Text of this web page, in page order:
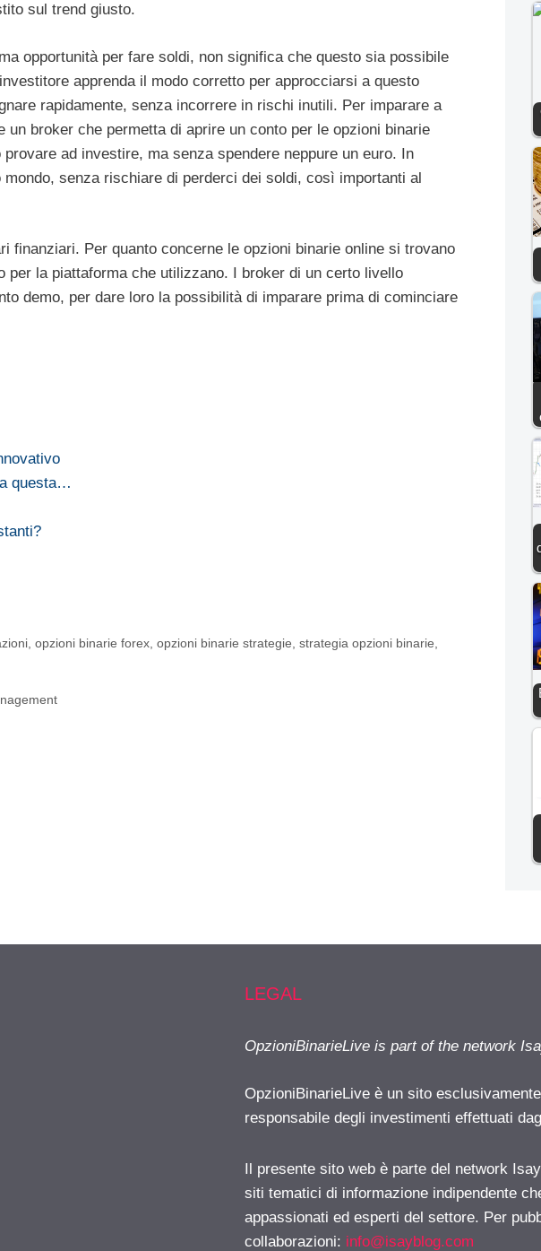
sul trend giusto.
opportunità per fare soldi, non significa che questo sia possibile
apprenda il modo corretto per approcciarsi a questo
rapidamente, senza incorrere in rischi inutili. Per imparare a
broker che permetta di aprire un conto per le opzioni binarie
ad investire, ma senza spendere neppure un euro. In
senza rischiare di perderci dei soldi, così importanti al
finanziari. Per quanto concerne le opzioni binarie online si trovano
la piattaforma che utilizzano. I broker di un certo livello
demo, per dare loro la possibilità di imparare prima di cominciare
questa…
,opzioni binarie forex ,opzioni binarie strategie ,strategia opzioni binarie
LEGAL
OpzioniBinarieLive is part of the network
OpzioniBinarieLive è un sito
responsabile degli investimenti effettuati
Il presente sito web è parte del network
siti tematici di informazione indipendente
appassionati ed esperti del settore. Per
collaborazioni: info@isayblog.com